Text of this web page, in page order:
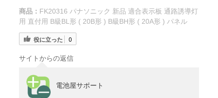
商品： FK20316 パナソニック 新品 適合表示板 通路誘導灯
用 直付用 B級BL形 ( 20B形 ) B級BH形 ( 20A形 ) パネル
役に立った 0
サイトからの返信
電池屋サポート